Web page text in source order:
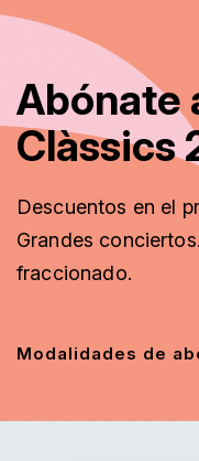
Abónate
Clàssics
Descuentos en el
Grandes
fraccionado.
Modalidades de